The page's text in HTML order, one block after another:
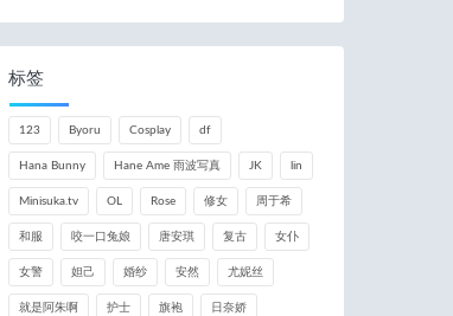
标签
123 Byoru Cosplay df
Hana Bunny Hane Ame 雨波写真 JK lin
Minisuka.tv OL Rose 修女 周于希
和服 咬一口兔娘 唐安琪 复古 女仆
女警 妲己 婚纱 安然 尤妮丝
就是阿朱啊 护士 旗袍 日奈娇